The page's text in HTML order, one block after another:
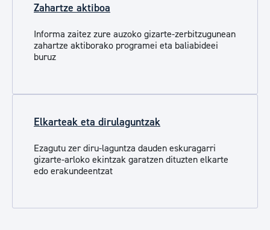
Zahartze aktiboa
Informa zaitez zure auzoko gizarte-zerbitzugunean
zahartze aktiborako programei eta baliabideei
buruz
Elkarteak eta dirulaguntzak
Ezagutu zer diru-laguntza dauden eskuragarri
gizarte-arloko ekintzak garatzen dituzten elkarte
edo erakundeentzat